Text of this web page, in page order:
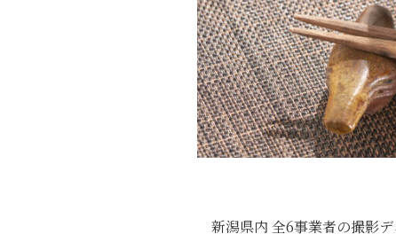
新潟県内 全6事業者の撮影